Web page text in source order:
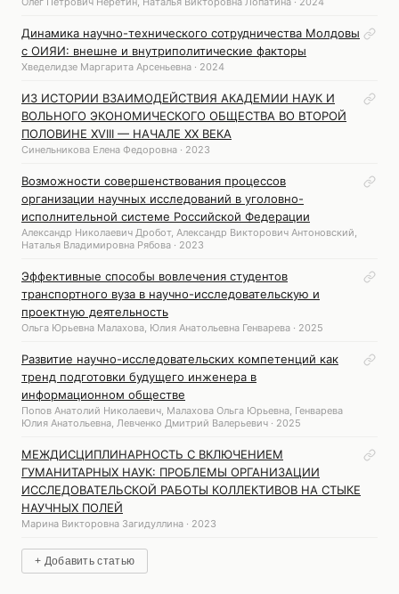
Динамика научно-технического сотрудничества Молдовы
с ОИЯИ: внешне и внутриполитические факторы
Хведелидзе Маргарита Арсеньевна · 2024
ИЗ ИСТОРИИ ВЗАИМОДЕЙСТВИЯ АКАДЕМИИ НАУК И
ВОЛЬНОГО ЭКОНОМИЧЕСКОГО ОБЩЕСТВА ВО ВТОРОЙ
ПОЛОВИНЕ XVIII — НАЧАЛЕ XX ВЕКА
Синельникова Елена Федоровна · 2023
Возможности совершенствования процессов
организации научных исследований в уголовно-
исполнительной системе Российской Федерации
Александр Николаевич Дробот, Александр Викторович Антоновский,
Наталья Владимировна Рябова · 2023
Эффективные способы вовлечения студентов
транспортного вуза в научно-исследовательскую и
проектную деятельность
Ольга Юрьевна Малахова, Юлия Анатольевна Генварева · 2025
Развитие научно-исследовательских компетенций как
тренд подготовки будущего инженера в
информационном обществе
Попов Анатолий Николаевич, Малахова Ольга Юрьевна, Генварева
Юлия Анатольевна, Левченко Дмитрий Валерьевич · 2025
МЕЖДИСЦИПЛИНАРНОСТЬ С ВКЛЮЧЕНИЕМ
ГУМАНИТАРНЫХ НАУК: ПРОБЛЕМЫ ОРГАНИЗАЦИИ
ИССЛЕДОВАТЕЛЬСКОЙ РАБОТЫ КОЛЛЕКТИВОВ НА СТЫКЕ
НАУЧНЫХ ПОЛЕЙ
Марина Викторовна Загидуллина · 2023
+ Добавить статью